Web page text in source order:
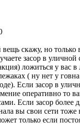
скажу, но только
засор в уличной
ложиться у вас в
( ну нет у
Если засор в
оперативно то
Если засор более
вы свои сети
только если